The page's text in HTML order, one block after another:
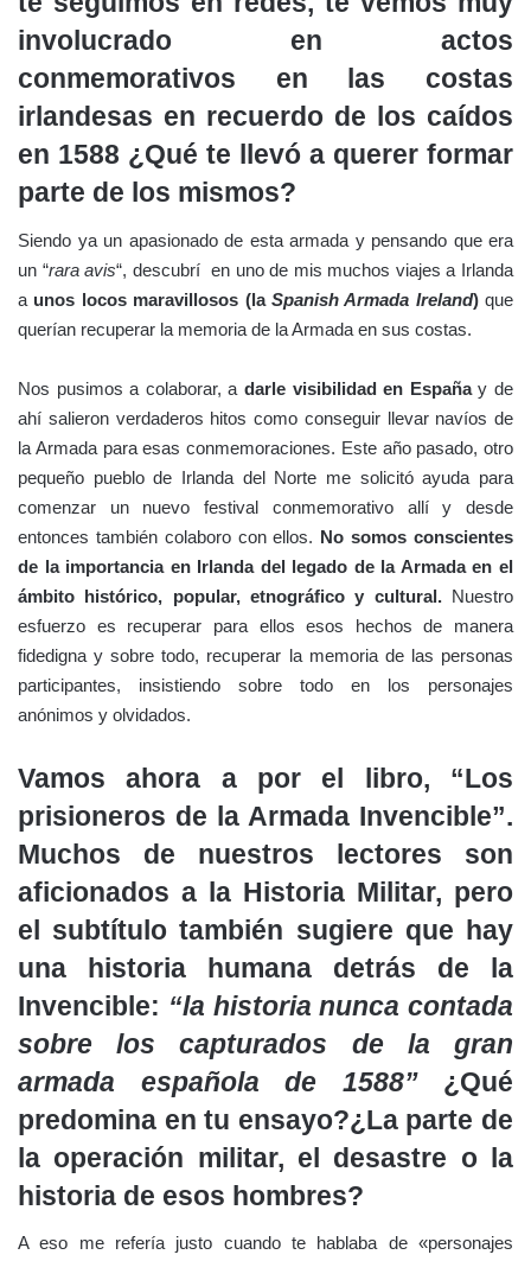
involucrado en actos
conmemorativos en las costas
irlandesas en recuerdo de los caídos
en 1588 ¿Qué te llevó a querer formar
parte de los mismos?
Siendo ya un apasionado de esta armada y pensando que era
un “rara avis“, descubrí en uno de mis muchos viajes a Irlanda
a unos locos maravillosos (la Spanish Armada Ireland)que
querían recuperar la memoria de la Armada en sus costas.
Nos pusimos a colaborar, a darle visibilidad en Españay de
ahí salieron verdaderos hitos como conseguir llevar navíos de
la Armada para esas conmemoraciones. Este año pasado, otro
pequeño pueblo de Irlanda del Norte me solicitó ayuda para
comenzar un nuevo festival conmemorativo allí y desde
entonces también colaboro con ellos. No somos conscientes
de la importancia en Irlanda del legado de la Armada en el
ámbito histórico, popular, etnográfico y cultural.Nuestro
esfuerzo es recuperar para ellos esos hechos de manera
fidedigna y sobre todo, recuperar la memoria de las personas
participantes, insistiendo sobre todo en los personajes
anónimos y olvidados.
Vamos ahora a por el libro, “Los
prisioneros de la Armada Invencible”.
Muchos de nuestros lectores son
aficionados a la Historia Militar, pero
el subtítulo también sugiere que hay
una historia humana detrás de la
Invencible: “la historia nunca contada
sobre los capturados de la gran
armada española de 1588”¿Qué
predomina en tu ensayo?¿La parte de
la operación militar, el desastre o la
historia de esos hombres?
A eso me refería justo cuando te hablaba de «personajes